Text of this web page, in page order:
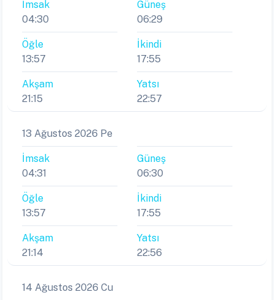
İmsak
04:30
Güneş
06:29
Öğle
13:57
İkindi
17:55
Akşam
21:15
Yatsı
22:57
13 Ağustos 2026 Pe
İmsak
04:31
Güneş
06:30
Öğle
13:57
İkindi
17:55
Akşam
21:14
Yatsı
22:56
14 Ağustos 2026 Cu